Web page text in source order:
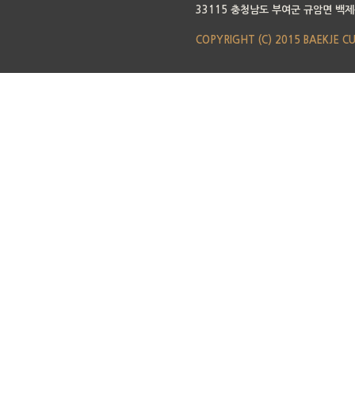
33115 충청남도 부여군 규암면 백
COPYRIGHT (C) 2015 BAEKJE